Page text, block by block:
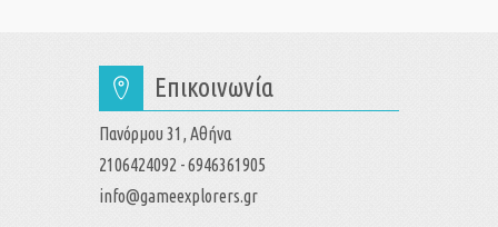
Επικοινωνία
Πανόρμου 31, Αθήνα
2106424092 - 6946361905
info@gameexplorers.gr